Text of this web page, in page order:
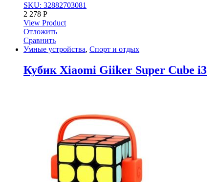
SKU: 32882703081
2 278 Р
View Product
Отложить
Сравнить
Умные устройства, Спорт и отдых
Кубик Xiaomi Giiker Super Cube i3